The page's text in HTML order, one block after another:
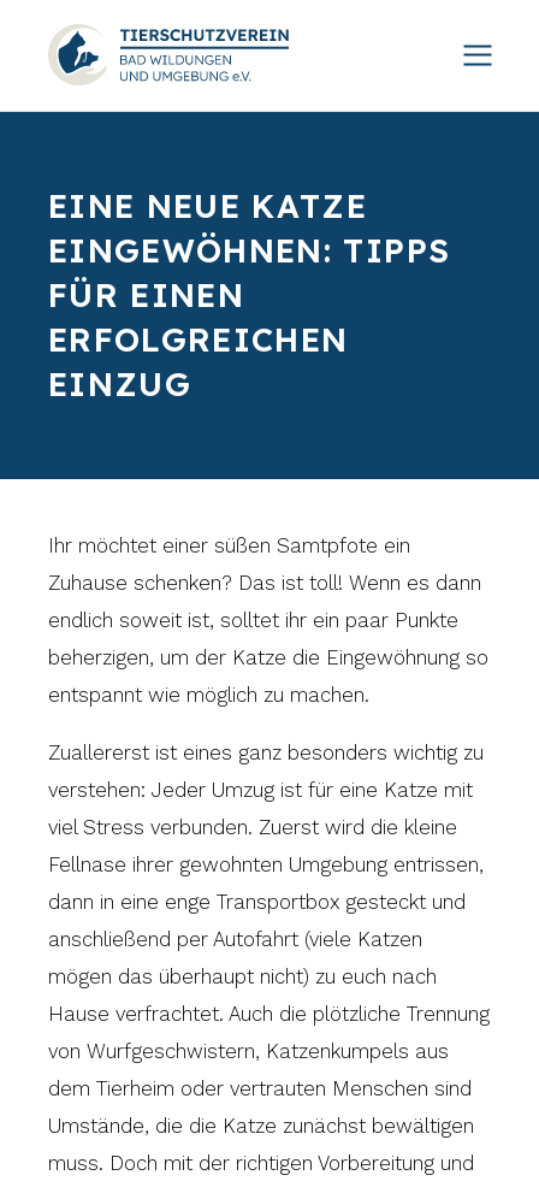
EINE NEUE KATZE
EINGEWÖHNEN: TIPPS
FÜR EINEN
ERFOLGREICHEN
EINZUG
Ihr möchtet einer süßen Samtpfote ein
Zuhause schenken? Das ist toll! Wenn es dann
endlich soweit ist, solltet ihr ein paar Punkte
beherzigen, um der Katze die Eingewöhnung so
entspannt wie möglich zu machen.
Zuallererst ist eines ganz besonders wichtig zu
verstehen: Jeder Umzug ist für eine Katze mit
viel Stress verbunden. Zuerst wird die kleine
Fellnase ihrer gewohnten Umgebung entrissen,
dann in eine enge Transportbox gesteckt und
anschließend per Autofahrt (viele Katzen
mögen das überhaupt nicht) zu euch nach
Hause verfrachtet. Auch die plötzliche Trennung
von Wurfgeschwistern, Katzenkumpels aus
dem Tierheim oder vertrauten Menschen sind
Umstände, die die Katze zunächst bewältigen
muss. Doch mit der richtigen Vorbereitung und